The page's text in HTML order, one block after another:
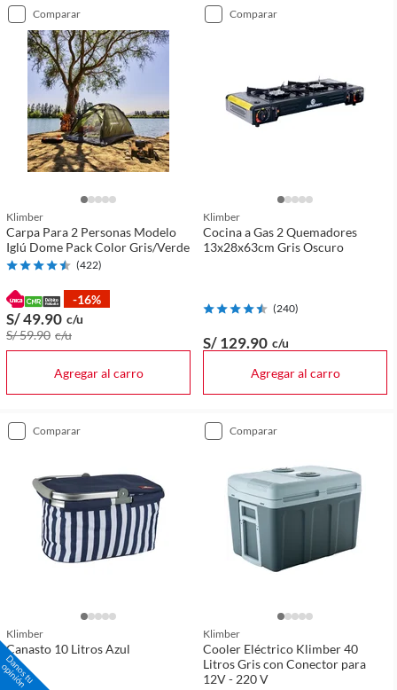
comparar
Klimber
Carpa Para 2 Personas Modelo
Iglú Dome Pack Color Gris/Verde
(422)
-16%
S/ 49.90 c/u
S/ 59.90 c/u
Agregar al carro
comparar
Klimber
Cocina a Gas 2 Quemadores
13x28x63cm Gris Oscuro
(240)
S/ 129.90 c/u
Agregar al carro
comparar
Klimber
Canasto 10 Litros Azul
comparar
Klimber
Cooler Eléctrico Klimber 40
Litros Gris con Conector para
12V - 220 V